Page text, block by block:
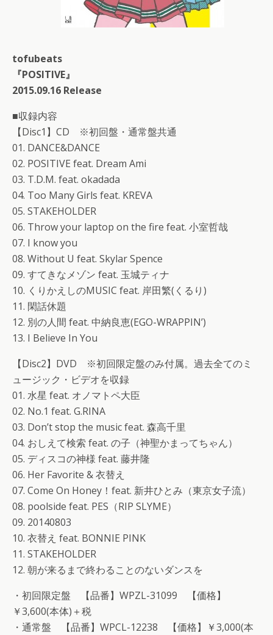
tofubeats
『POSITIVE』
2015.09.16 Release
■収録内容
【Disc1】CD ※初回盤・通常盤共通
01. DANCE&DANCE
02. POSITIVE feat. Dream Ami
03. T.D.M. feat. okadada
04. Too Many Girls feat. KREVA
05. STAKEHOLDER
06. Throw your laptop on the fire feat. 小室哲哉
07. I know you
08. Without U feat. Skylar Spence
09. すてきなメゾン feat. 玉城ティナ
10. くりかえしのMUSIC feat. 岸田繁(くるり)
11. 閑話休題
12. 別の人間 feat. 中納良恵(EGO-WRAPPIN’)
13. I Believe In You
【Disc2】DVD ※初回限定盤のみ付属。過去全てのミ
ュージック・ビデオを収録
01. 水星 feat. オノマトペ大臣
02. No.1 feat. G.RINA
03. Don’t stop the music feat. 森高千里
04. おしえて検索 feat. の子（神聖かまってちゃん）
05. ディスコの神様 feat. 藤井隆
06. Her Favorite & 衣替え
07. Come On Honey！feat. 新井ひとみ（東京女子流）
08. poolside feat. PES（RIP SLYME）
09. 20140803
10. 衣替え feat. BONNIE PINK
11. STAKEHOLDER
12. 朝が来るまで終わることのないダンスを
・初回限定盤 【品番】WPZL-31099 【価格】
￥3,600(本体)＋税
・通常盤 【品番】WPCL-12238 【価格】￥3,000(本